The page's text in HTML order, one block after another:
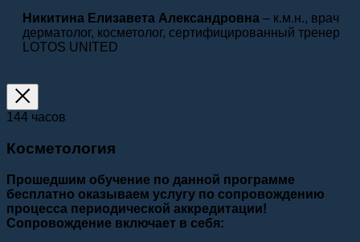
Никитина Елизавета Александровна – к.м.н., врач
дерматолог, косметолог, сертифицированный тренер
LOTOS UNITED
144 часов
Косметология
Прошедшим обучение по данной программе
бесплатно оказываем услугу по сопровождению
процесса периодической аккредитации!
Сопровождение включает в себя: